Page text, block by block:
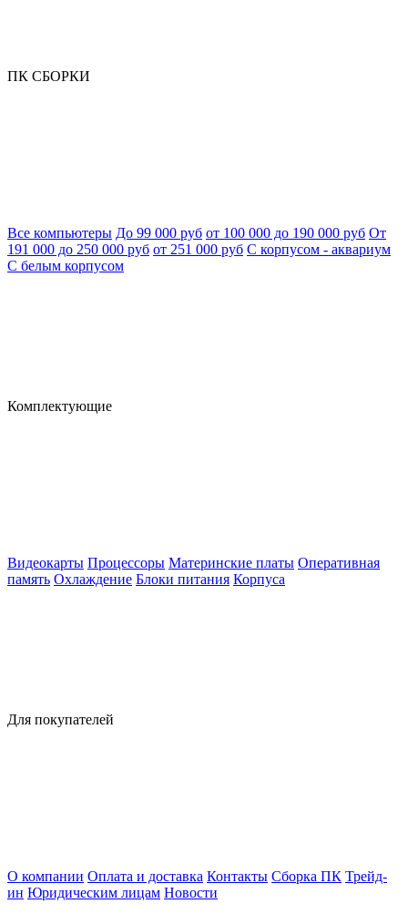
ПК СБОРКИ
Все компьютеры До 99 000 руб от 100 000 до 190 000 руб От
191 000 до 250 000 руб от 251 000 руб С корпусом - аквариум
С белым корпусом
Комплектующие
Видеокарты Процессоры Материнские платы Оперативная
память Охлаждение Блоки питания Корпуса
Для покупателей
О компании Оплата и доставка Контакты Сборка ПК Трейд-
ин Юридическим лицам Новости